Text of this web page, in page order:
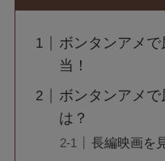
ボンタンアメ
当！
ボンタンアメ
は？
長編映画を